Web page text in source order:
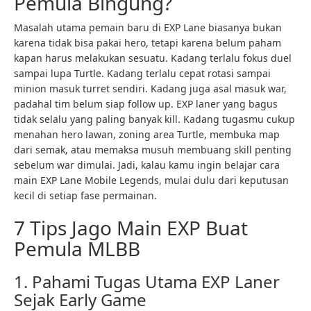
Masalah utama pemain baru di EXP Lane biasanya bukan
karena tidak bisa pakai hero, tetapi karena belum paham
kapan harus melakukan sesuatu. Kadang terlalu fokus duel
sampai lupa Turtle. Kadang terlalu cepat rotasi sampai
minion masuk turret sendiri. Kadang juga asal masuk war,
padahal tim belum siap follow up. EXP laner yang bagus
tidak selalu yang paling banyak kill. Kadang tugasmu cukup
menahan hero lawan, zoning area Turtle, membuka map
dari semak, atau memaksa musuh membuang skill penting
sebelum war dimulai. Jadi, kalau kamu ingin belajar cara
main EXP Lane Mobile Legends, mulai dulu dari keputusan
kecil di setiap fase permainan.
7 Tips Jago Main EXP Buat
Pemula MLBB
1. Pahami Tugas Utama EXP Laner
Sejak Early Game